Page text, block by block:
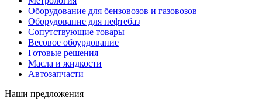
Оборудование для бензовозов и газовозов
Оборудование для нефтебаз
Сопутствующие товары
Весовое обоурдование
Готовые решения
Масла и жидкости
Автозапчасти
Наши предложения